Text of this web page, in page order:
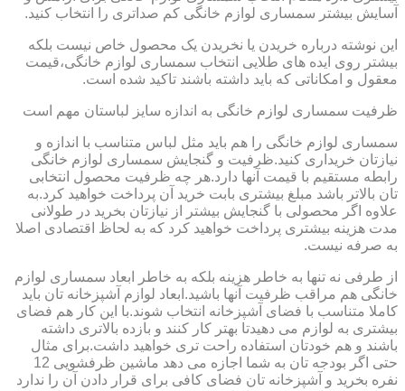
آسایش بیشتر سمساری لوازم خانگی کم صداتری را انتخاب کنید.
این نوشته درباره خریدن یا نخریدن یک محصول خاص نیست بلکه
بیشتر روی ایده های طلایی انتخاب سمساری لوازم خانگی،قیمت
معقول و امکاناتی که باید داشته باشند تاکید شده است.
ظرفیت سمساری لوازم خانگی به اندازه سایز لباستان مهم است
سمساری لوازم خانگی را هم باید مثل لباس متناسب با اندازه و
نیازتان خریداری کنید.ظرفیت و گنجایش سمساری لوازم خانگی
رابطه مستقیم با قیمت آنها دارد.هر چه ظرفیت محصول انتخابی
تان بالاتر باشد مبلغ بیشتری بابت خرید آن پرداخت خواهید کرد.به
علاوه اگر محصولی با گنجایش بیشتر از نیازتان بخرید در طولانی
مدت هزینه بیشتری پرداخت خواهید کرد که به لحاظ اقتصادی اصلا
به صرفه نیست.
از طرفی نه تنها به خاطر هزینه بلکه به خاطر ابعاد سمساری لوازم
خانگی هم مراقب ظرفیت آنها باشید.ابعاد لوازم آشپزخانه تان باید
کاملا متناسب با فضای آشپزخانه انتخاب شوند.با این کار هم فضای
بیشتری به لوازم می دهیدتا بهتر کار کنند و بازده بالاتری داشته
باشند و هم خودتان استفاده راحت تری خواهید داشت.برای مثال
حتی اگر بودجه تان به شما اجازه می دهد ماشین ظرفشویی 12
نفره بخرید و آشپزخانه تان فضای کافی برای قرار دادن آن را ندارد